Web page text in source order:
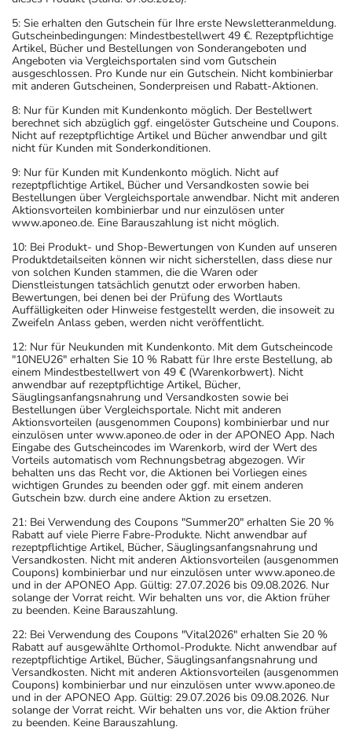
5: Sie erhalten den Gutschein für Ihre erste Newsletteranmeldung.
Gutscheinbedingungen: Mindestbestellwert 49 €. Rezeptpflichtige
Artikel, Bücher und Bestellungen von Sonderangeboten und
Angeboten via Vergleichsportalen sind vom Gutschein
ausgeschlossen. Pro Kunde nur ein Gutschein. Nicht kombinierbar
mit anderen Gutscheinen, Sonderpreisen und Rabatt-Aktionen.
8: Nur für Kunden mit Kundenkonto möglich. Der Bestellwert
berechnet sich abzüglich ggf. eingelöster Gutscheine und Coupons.
Nicht auf rezeptpflichtige Artikel und Bücher anwendbar und gilt
nicht für Kunden mit Sonderkonditionen.
9: Nur für Kunden mit Kundenkonto möglich. Nicht auf
rezeptpflichtige Artikel, Bücher und Versandkosten sowie bei
Bestellungen über Vergleichsportale anwendbar. Nicht mit anderen
Aktionsvorteilen kombinierbar und nur einzulösen unter
www.aponeo.de. Eine Barauszahlung ist nicht möglich.
10: Bei Produkt- und Shop-Bewertungen von Kunden auf unseren
Produktdetailseiten können wir nicht sicherstellen, dass diese nur
von solchen Kunden stammen, die die Waren oder
Dienstleistungen tatsächlich genutzt oder erworben haben.
Bewertungen, bei denen bei der Prüfung des Wortlauts
Auffälligkeiten oder Hinweise festgestellt werden, die insoweit zu
Zweifeln Anlass geben, werden nicht veröffentlicht.
12: Nur für Neukunden mit Kundenkonto. Mit dem Gutscheincode
"10NEU26" erhalten Sie 10 % Rabatt für Ihre erste Bestellung, ab
einem Mindestbestellwert von 49 € (Warenkorbwert). Nicht
anwendbar auf rezeptpflichtige Artikel, Bücher,
Säuglingsanfangsnahrung und Versandkosten sowie bei
Bestellungen über Vergleichsportale. Nicht mit anderen
Aktionsvorteilen (ausgenommen Coupons) kombinierbar und nur
einzulösen unter www.aponeo.de oder in der APONEO App. Nach
Eingabe des Gutscheincodes im Warenkorb, wird der Wert des
Vorteils automatisch vom Rechnungsbetrag abgezogen. Wir
behalten uns das Recht vor, die Aktionen bei Vorliegen eines
wichtigen Grundes zu beenden oder ggf. mit einem anderen
Gutschein bzw. durch eine andere Aktion zu ersetzen.
21: Bei Verwendung des Coupons "Summer20" erhalten Sie 20 %
Rabatt auf viele Pierre Fabre-Produkte. Nicht anwendbar auf
rezeptpflichtige Artikel, Bücher, Säuglingsanfangsnahrung und
Versandkosten. Nicht mit anderen Aktionsvorteilen (ausgenommen
Coupons) kombinierbar und nur einzulösen unter www.aponeo.de
und in der APONEO App. Gültig: 27.07.2026 bis 09.08.2026. Nur
solange der Vorrat reicht. Wir behalten uns vor, die Aktion früher
zu beenden. Keine Barauszahlung.
22: Bei Verwendung des Coupons "Vital2026" erhalten Sie 20 %
Rabatt auf ausgewählte Orthomol-Produkte. Nicht anwendbar auf
rezeptpflichtige Artikel, Bücher, Säuglingsanfangsnahrung und
Versandkosten. Nicht mit anderen Aktionsvorteilen (ausgenommen
Coupons) kombinierbar und nur einzulösen unter www.aponeo.de
und in der APONEO App. Gültig: 29.07.2026 bis 09.08.2026. Nur
solange der Vorrat reicht. Wir behalten uns vor, die Aktion früher
zu beenden. Keine Barauszahlung.